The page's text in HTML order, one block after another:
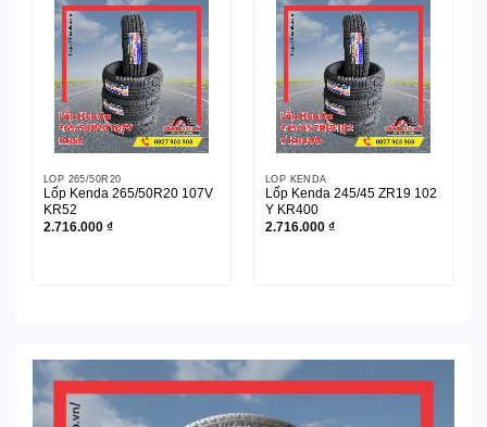
LỐP 265/50R20
Lốp Kenda 265/50R20 107V
KR52
2.716.000 ₫
LỐP KENDA
Lốp Kenda 245/45 ZR19 102
Y KR400
2.716.000 ₫